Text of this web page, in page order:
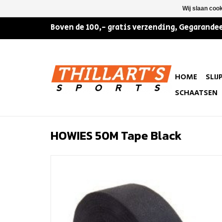
Boven de 100,- gratis verzending,
HOME
SCHAATSEN
HOWIES 50M Tape Black
Wij slaan